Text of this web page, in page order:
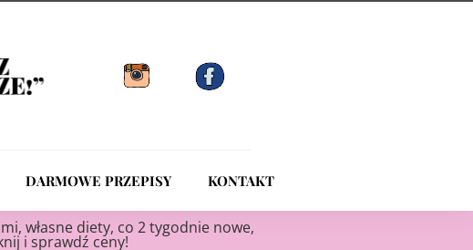
DARMOWE PRZEPISY KONTAKT
własne diety, co 2 tygodnie nowe,
i sprawdź ceny!